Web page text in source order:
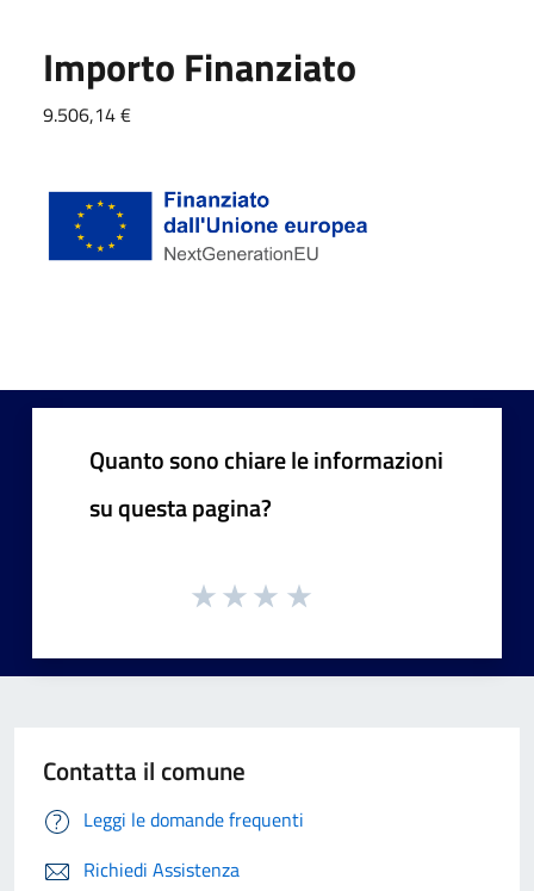
Importo Finanziato
9.506,14 €
Quanto sono chiare le informazioni
su questa pagina?
Contatta il comune
Leggi le domande frequenti
Richiedi Assistenza